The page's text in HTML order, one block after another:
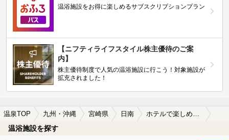
温浴施設をお得に楽しめるサブスクリプションプラン
【ニフティライフスタイル株主優待のご案
内】
株主優待制度で人気の温浴施設に行こう！対象施設が
拡充されました！
温泉TOP 九州・沖縄 宮崎県 日南 ホテルで楽しめる日南の温泉、日帰り温泉、スーパー銭湯おすすめ
温浴施設を探す